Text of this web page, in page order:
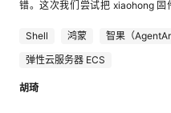
AVG 计算评分，并使用
页面不能被未登录用户直接访问
被重定向到登录页，退出时销毁
原材料、评分和价格，并通过
示异常。后续可进行以下优化：
Google Fonts；使用系统自带中
署；增加后端、数据库、登录和权
源，避免继续计费。4.1 备份
E --> G["rules.yaml 检查规则"] E --> H["巡检引擎 inspector.py"] H -->
I["命名/标签/过期/闲置/公开访问检查"] I --> J["Markdown/
--> K["函数返回值和日志输出"] 为
要求不使用 OBS、SMN、API
额度。方案中各模块职责如下：
者也可以参考案例《AI Shell：依
云资源管理、云服务运维和应用部
错。这次我们尝试把 xiaohong
译。整体体验下来，AI Shell 比较
迷你系统，专为 WS63 芯片设计
程以及常见问题解决方案。最终
Shell 鸿蒙
智果（
弹性云服务器 ECS
胡琦